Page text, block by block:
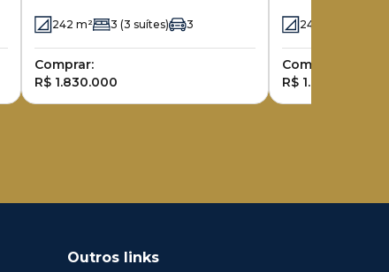
242 m² 3 (3 suítes) 3
Comprar:
R$ 1.830.000
248.86
Comprar:
R$ 1.990.000
Outros links